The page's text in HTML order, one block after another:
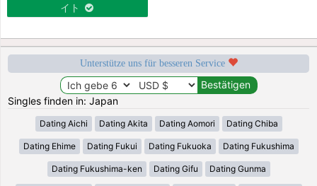
イト
Unterstütze uns für besseren Service
Singles finden in: Japan
Dating Aichi Dating Akita Dating Aomori Dating Chiba
Dating Ehime Dating Fukui Dating Fukuoka Dating Fukushima
Dating Fukushima-ken Dating Gifu Dating Gunma